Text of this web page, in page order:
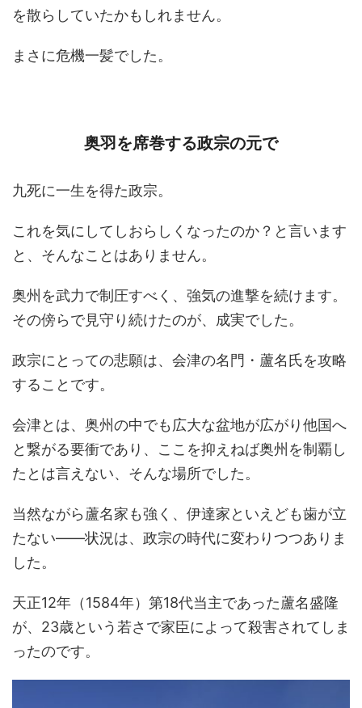
を散らしていたかもしれません。
まさに危機一髪でした。
奥羽を席巻する政宗の元で
九死に一生を得た政宗。
これを気にしてしおらしくなったのか？と言います
と、そんなことはありません。
奥州を武力で制圧すべく、強気の進撃を続けます。
その傍らで見守り続けたのが、成実でした。
政宗にとっての悲願は、会津の名門・蘆名氏を攻略
することです。
会津とは、奥州の中でも広大な盆地が広がり他国へ
と繋がる要衝であり、ここを抑えねば奥州を制覇し
たとは言えない、そんな場所でした。
当然ながら蘆名家も強く、伊達家といえども歯が立
たない――状況は、政宗の時代に変わりつつありま
した。
天正12年（1584年）第18代当主であった蘆名盛隆
が、23歳という若さで家臣によって殺害されてしま
ったのです。